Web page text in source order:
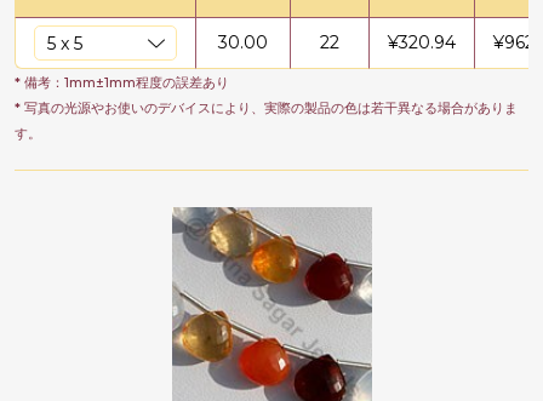
30.00 22 ¥320.94 ¥
* 備考：1mm±1mm程度の誤差あり
* 写真の光源やお使いのデバイスにより、実際の製品の色は若干異なる場合がありま
す。